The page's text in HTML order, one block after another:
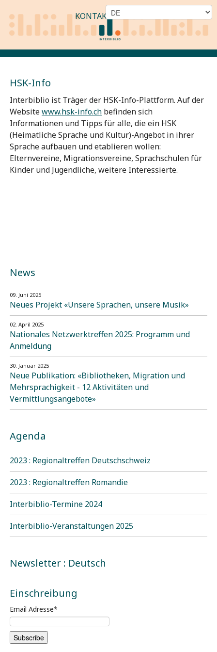
KONTAKT
HSK-Info
Interbiblio ist Träger der HSK-Info-Plattform. Auf der
Websitewww.hsk-info.ch befinden sich
Informationen und Tipps für alle, die ein HSK
(Heimatliche Sprache und Kultur)-Angebot in ihrer
Sprache aufbauen und etablieren wollen:
Elternvereine, Migrationsvereine, Sprachschulen für
Kinder und Jugendliche, weitere Interessierte.
News
09. Juni 2025
Neues Projekt «Unsere Sprachen, unsere Musik»
02. April 2025
Nationales Netzwerktreffen 2025: Programm und
Anmeldung
30. Januar 2025
Neue Publikation: «Bibliotheken, Migration und
Mehrsprachigkeit - 12 Aktivitäten und
Vermittlungsangebote»
Agenda
2023 : Regionaltreffen Deutschschweiz
2023 : Regionaltreffen Romandie
Interbiblio-Termine 2024
Interbiblio-Veranstaltungen 2025
Newsletter : Deutsch
Einschreibung
Email Adresse*